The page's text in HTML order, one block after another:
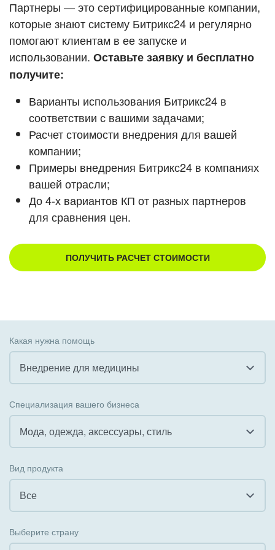
ВХОД
ВХОД
Смотреть видеокейсы
Партнеры — это сертифицированные компании,
которые знают систему Битрикс24 и регулярно
помогают клиентам в ее запуске и
использовании. Оставьте заявку и бесплатно
получите:
Варианты использования Битрикс24 в
соответствии с вашими задачами;
Расчет стоимости внедрения для вашей
компании;
Примеры внедрения Битрикс24 в компаниях
вашей отрасли;
До 4-х вариантов КП от разных партнеров
для сравнения цен.
ПОЛУЧИТЬ РАСЧЕТ СТОИМОСТИ
Какая нужна помощь
Внедрение для медицины
Внедрение КЭДО
Интеграция с 1С
Внедрение Бизнес-процессов
Специализация вашего бизнеса
Мода, одежда, аксессуары, стиль
Государственные организации
Коммунальные услуги, ЖКХ
Вид продукта
Все
Выберите страну